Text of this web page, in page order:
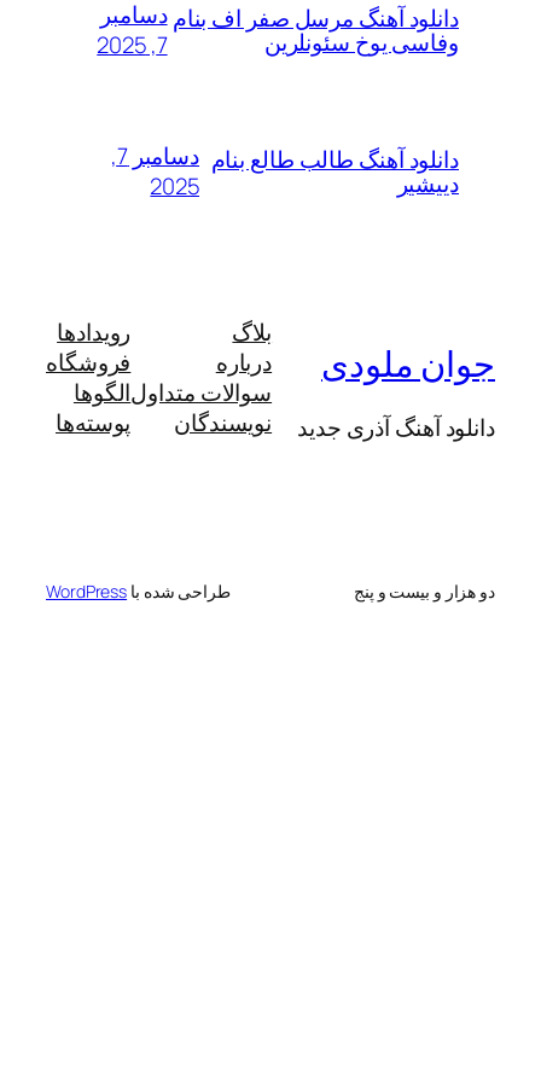
آهنگ مرسل صفر اف بنام
یوخ سئونلرین
دسامبر
7, 2025
آهنگ طالب طالع بنام
دسامبر 7,
ملودی
آذری جدید
درباره
سوالات متداول
نویسندگان
رویدادها
فروشگاه
الگوها
پوسته‌ها
بیست و پنج WordPress